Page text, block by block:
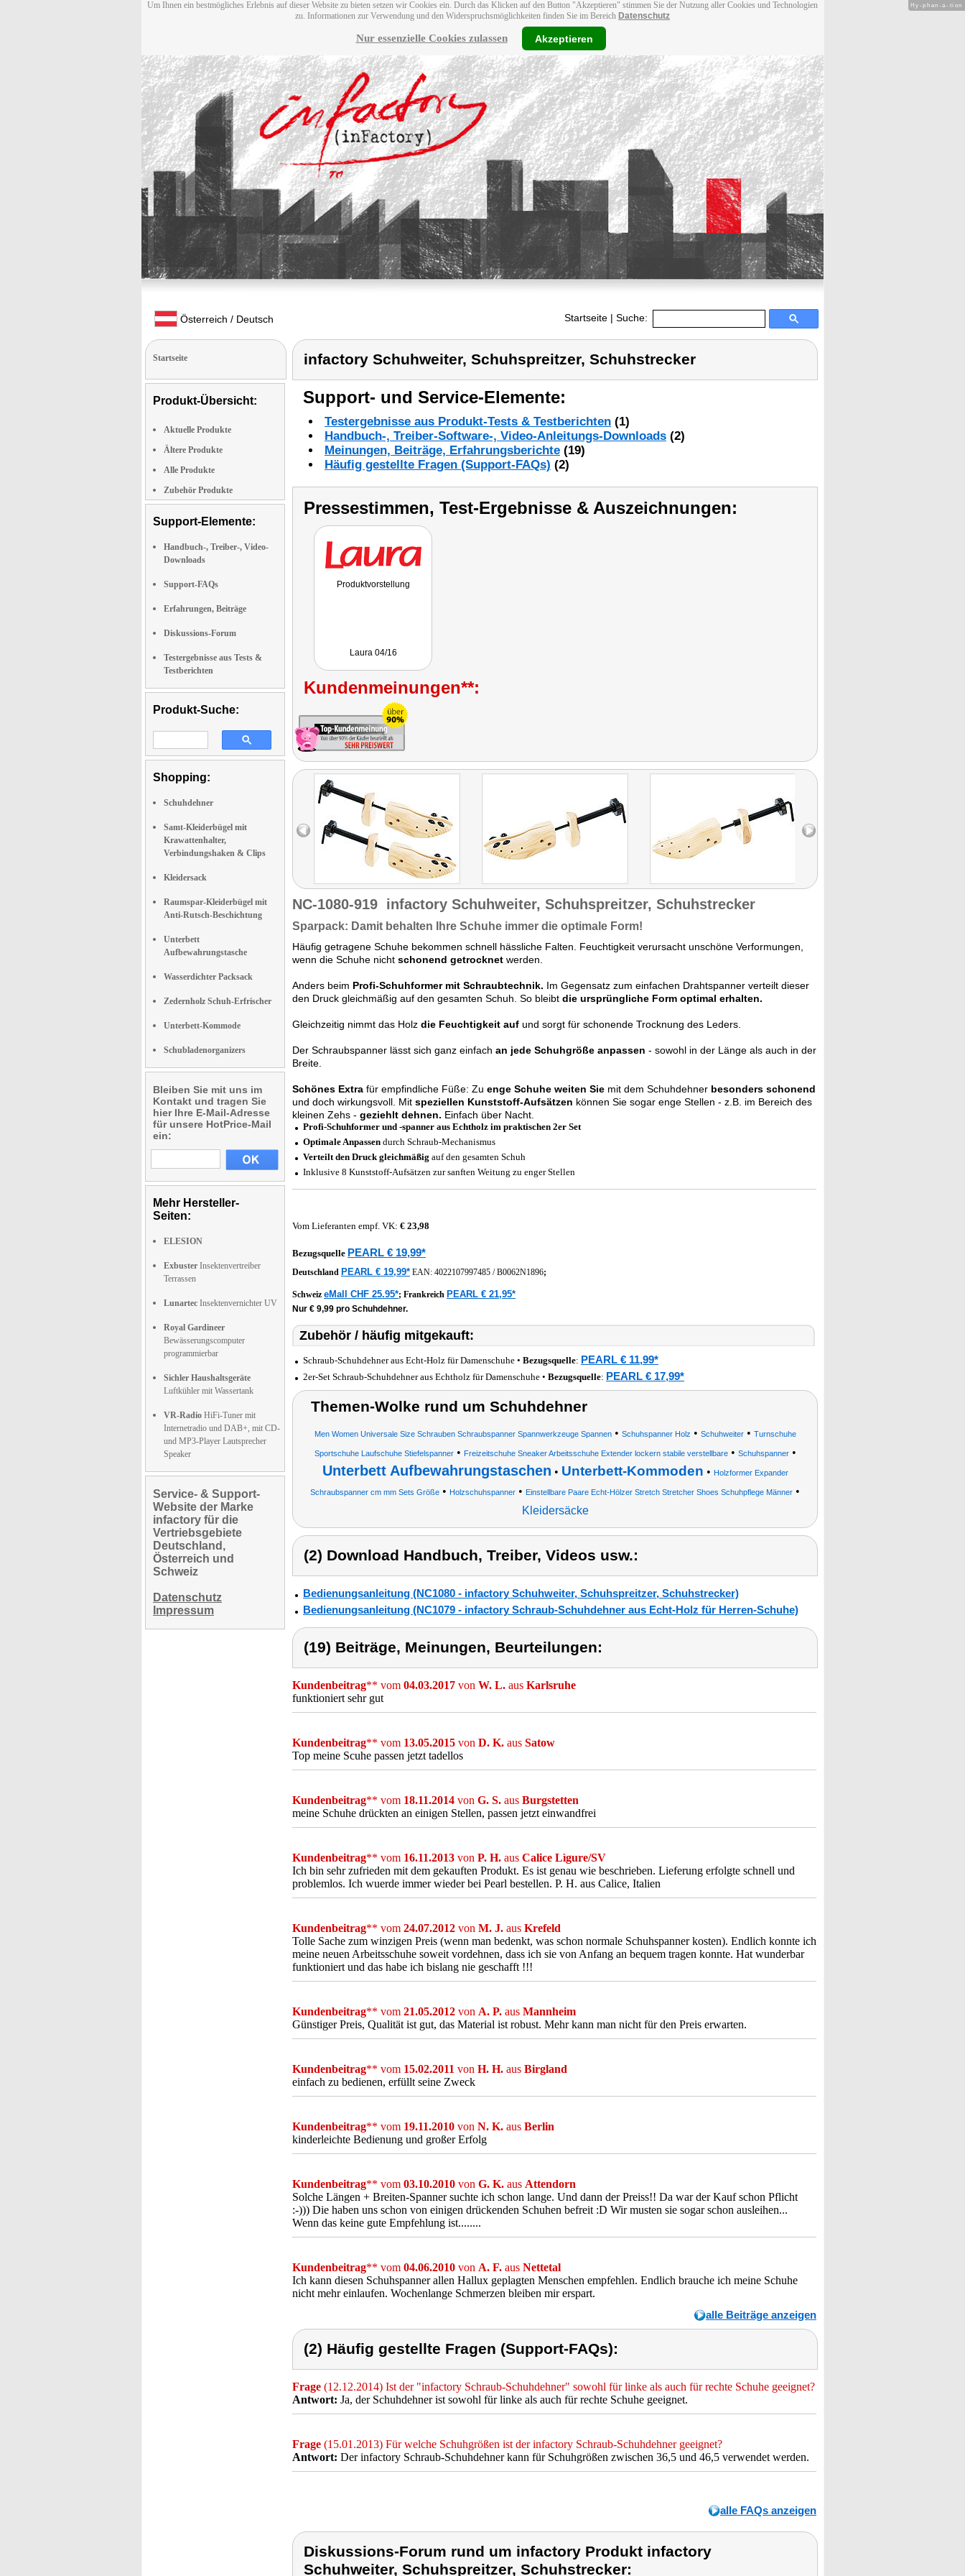
Um Ihnen ein bestmögliches Erlebnis auf dieser Website zu bieten setzen wir Cookies ein. Durch das Klicken auf den Button "Akzeptieren" stimmen Sie der Nutzung aller Cookies und Technologien
zu. Informationen zur Verwendung und den Widerspruchsmöglichkeiten finden Sie im Bereich Datenschutz
Nur essenzielle Cookies zulassen Akzeptieren
Österreich / Deutsch Startseite | Suche:
Startseite
Produkt-Übersicht:
Aktuelle Produkte
Ältere Produkte
Alle Produkte
Zubehör Produkte
Support-Elemente:
Handbuch-, Treiber-, Video-
Downloads
Support-FAQs
Erfahrungen, Beiträge
Diskussions-Forum
Testergebnisse aus Tests &
Testberichten
Produkt-Suche:
Shopping:
Schuhdehner
Samt-Kleiderbügel mit
Krawattenhalter,
Verbindungshaken & Clips
Kleidersack
Raumspar-Kleiderbügel mit
Anti-Rutsch-Beschichtung
Unterbett
Aufbewahrungstasche
Wasserdichter Packsack
Zedernholz Schuh-Erfrischer
Unterbett-Kommode
Schubladenorganizers
Bleiben Sie mit uns im
Kontakt und tragen Sie
hier Ihre E-Mail-Adresse
für unsere HotPrice-Mail
ein:
Mehr Hersteller-
Seiten:
ELESION
Exbuster Insektenvertreiber
Terrassen
Lunartec Insektenvernichter UV
Royal Gardineer
Bewässerungscomputer
programmierbar
Sichler Haushaltsgeräte
Luftkühler mit Wassertank
VR-Radio HiFi-Tuner mit
Internetradio und DAB+, mit CD-
und MP3-Player Lautsprecher
Speaker
Service- & Support-
Website der Marke
infactory für die
Vertriebsgebiete
Deutschland,
Österreich und
Schweiz
Datenschutz
Impressum
infactory Schuhweiter, Schuhspreitzer, Schuhstrecker
Support- und Service-Elemente:
Testergebnisse aus Produkt-Tests & Testberichten (1)
Handbuch-, Treiber-Software-, Video-Anleitungs-Downloads (2)
Meinungen, Beiträge, Erfahrungsberichte (19)
Häufig gestellte Fragen (Support-FAQs) (2)
Pressestimmen, Test-Ergebnisse & Auszeichnungen:
Produktvorstellung
Laura 04/16
Kundenmeinungen**:
NC-1080-919 infactory Schuhweiter, Schuhspreitzer, Schuhstrecker
Sparpack: Damit behalten Ihre Schuhe immer die optimale Form!
Häufig getragene Schuhe bekommen schnell hässliche Falten. Feuchtigkeit verursacht unschöne Verformungen,
wenn die Schuhe nicht schonend getrocknet werden.
Anders beim Profi-Schuhformer mit Schraubtechnik. Im Gegensatz zum einfachen Drahtspanner verteilt dieser
den Druck gleichmäßig auf den gesamten Schuh. So bleibt die ursprüngliche Form optimal erhalten.
Gleichzeitig nimmt das Holz die Feuchtigkeit auf und sorgt für schonende Trocknung des Leders.
Der Schraubspanner lässt sich ganz einfach an jede Schuhgröße anpassen - sowohl in der Länge als auch in der
Breite.
Schönes Extra für empfindliche Füße: Zu enge Schuhe weiten Sie mit dem Schuhdehner besonders schonend
und doch wirkungsvoll. Mit speziellen Kunststoff-Aufsätzen können Sie sogar enge Stellen - z.B. im Bereich des
kleinen Zehs - geziehlt dehnen. Einfach über Nacht.
Profi-Schuhformer und -spanner aus Echtholz im praktischen 2er Set
Optimale Anpassen durch Schraub-Mechanismus
Verteilt den Druck gleichmäßig auf den gesamten Schuh
Inklusive 8 Kunststoff-Aufsätzen zur sanften Weitung zu enger Stellen
Vom Lieferanten empf. VK: € 23,98
Bezugsquelle PEARL € 19,99*
Deutschland PEARL € 19,99* EAN: 4022107997485 /B0062N1896;
Schweiz eMall CHF 25.95*; Frankreich PEARL € 21,95*
Nur € 9,99 pro Schuhdehner.
Zubehör / häufig mitgekauft:
Schraub-Schuhdehner aus Echt-Holz für Damenschuhe • Bezugsquelle: PEARL € 11,99*
2er-Set Schraub-Schuhdehner aus Echtholz für Damenschuhe • Bezugsquelle: PEARL € 17,99*
Themen-Wolke rund um Schuhdehner
Men Women Universale Size Schrauben Schraubspanner Spannwerkzeuge Spannen• Schuhspanner Holz • Schuhweiter• Turnschuhe
Sportschuhe Laufschuhe Stiefelspanner• Freizeitschuhe Sneaker Arbeitsschuhe Extender lockern stabile verstellbare• Schuhspanner•
Unterbett Aufbewahrungstaschen • Unterbett-Kommoden • Holzformer Expander
Schraubspanner cm mm Sets Größe • Holzschuhspanner • Einstellbare Paare Echt-Hölzer Stretch Stretcher Shoes Schuhpflege Männer •
Kleidersäcke
(2) Download Handbuch, Treiber, Videos usw.:
Bedienungsanleitung (NC1080 - infactory Schuhweiter, Schuhspreitzer, Schuhstrecker)
Bedienungsanleitung (NC1079 - infactory Schraub-Schuhdehner aus Echt-Holz für Herren-Schuhe)
(19) Beiträge, Meinungen, Beurteilungen:
Kundenbeitrag** vom 04.03.2017 von W. L. aus Karlsruhe
funktioniert sehr gut
Kundenbeitrag** vom 13.05.2015 von D. K. aus Satow
Top meine Scuhe passen jetzt tadellos
Kundenbeitrag** vom 18.11.2014 von G. S. aus Burgstetten
meine Schuhe drückten an einigen Stellen, passen jetzt einwandfrei
Kundenbeitrag** vom 16.11.2013 von P. H. aus Calice Lìgure/SV
Ich bin sehr zufrieden mit dem gekauften Produkt. Es ist genau wie beschrieben. Lieferung erfolgte schnell und
problemlos. Ich wuerde immer wieder bei Pearl bestellen. P. H. aus Calice, Italien
Kundenbeitrag** vom 24.07.2012 von M. J. aus Krefeld
Tolle Sache zum winzigen Preis (wenn man bedenkt, was schon normale Schuhspanner kosten). Endlich konnte ich
meine neuen Arbeitsschuhe soweit vordehnen, dass ich sie von Anfang an bequem tragen konnte. Hat wunderbar
funktioniert und das habe ich bislang nie geschafft !!!
Kundenbeitrag** vom 21.05.2012 von A. P. aus Mannheim
Günstiger Preis, Qualität ist gut, das Material ist robust. Mehr kann man nicht für den Preis erwarten.
Kundenbeitrag** vom 15.02.2011 von H. H. aus Birgland
einfach zu bedienen, erfüllt seine Zweck
Kundenbeitrag** vom 19.11.2010 von N. K. aus Berlin
kinderleichte Bedienung und großer Erfolg
Kundenbeitrag** vom 03.10.2010 von G. K. aus Attendorn
Solche Längen + Breiten-Spanner suchte ich schon lange. Und dann der Preiss!! Da war der Kauf schon Pflicht
:-))) Die haben uns schon von einigen drückenden Schuhen befreit :D Wir musten sie sogar schon ausleihen...
Wenn das keine gute Empfehlung ist........
Kundenbeitrag** vom 04.06.2010 von A. F. aus Nettetal
Ich kann diesen Schuhspanner allen Hallux geplagten Menschen empfehlen. Endlich brauche ich meine Schuhe
nicht mehr einlaufen. Wochenlange Schmerzen bleiben mir erspart.
alle Beiträge anzeigen
(2) Häufig gestellte Fragen (Support-FAQs):
Frage (12.12.2014) Ist der "infactory Schraub-Schuhdehner" sowohl für linke als auch für rechte Schuhe geeignet?
Antwort: Ja, der Schuhdehner ist sowohl für linke als auch für rechte Schuhe geeignet.
Frage (15.01.2013) Für welche Schuhgrößen ist der infactory Schraub-Schuhdehner geeignet?
Antwort: Der infactory Schraub-Schuhdehner kann für Schuhgrößen zwischen 36,5 und 46,5 verwendet werden.
alle FAQs anzeigen
Diskussions-Forum rund um infactory Produkt infactory
Schuhweiter, Schuhspreitzer, Schuhstrecker:
Hy-phen-a-tion